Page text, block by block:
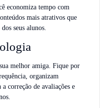
economiza tempo com
mais atrativos que
seus alunos.
melhor amiga. Fique por
organizam
a correção de avaliações e